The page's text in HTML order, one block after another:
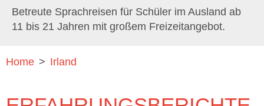
Betreute Sprachreisen für Schüler im Ausland ab
11 bis 21 Jahren mit großem Freizeitangebot.
Home > Irland